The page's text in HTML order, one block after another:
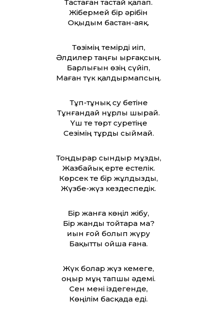
Тастаған тастай қалап.
Жібермей бір әрібін
Оқыдым бастан-аяқ.
Төзімің темірді иіп,
Әлдилер таңғы ырғақсың.
Барлығын өзің сүйіп,
Маған түк қалдырмапсың.
Тұп-тұнық су бетіне
Тұнғандай нұрлы шырай.
Үш те төрт суретіңе
Сезімің тұрды сыймай.
Тоңдырар сындыр мұзды,
Жазбайық ерте естелік.
Көрсек те бір жұлдызды,
Жүзбе-жүз кездеспедік.
Бір жанға көңіл жібу,
Бір жанды тойтара ма?
Қиын ғой болып жүру
Бақытты ойша ғана.
Жүк болар жүз кемеге,
Қоңыр мұң тапшы әдемі.
Сен мені іздегенде,
Көңілім басқада еді.